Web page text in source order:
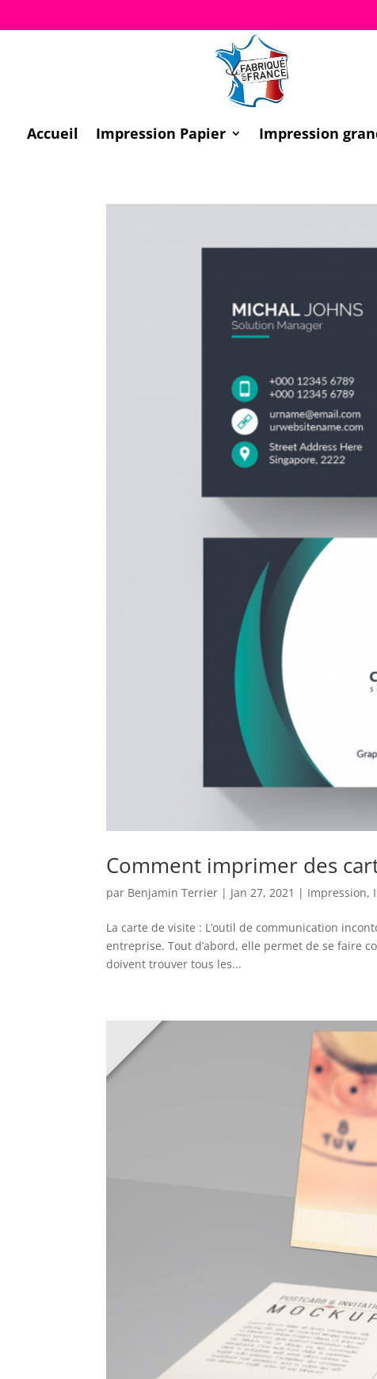
Accueil Impression Papier Impression
Comment imprimer des
par Benjamin Terrier | Jan 27, 2021 | Impression,
La carte de visite : L’outil de communication
entreprise. Tout d’abord, elle permet de se faire
doivent trouver tous les...